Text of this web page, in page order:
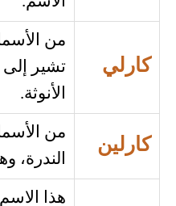
كارلي
من
تشير إلى
الأنوثة.
كارلين
من
الندرة،
هذا